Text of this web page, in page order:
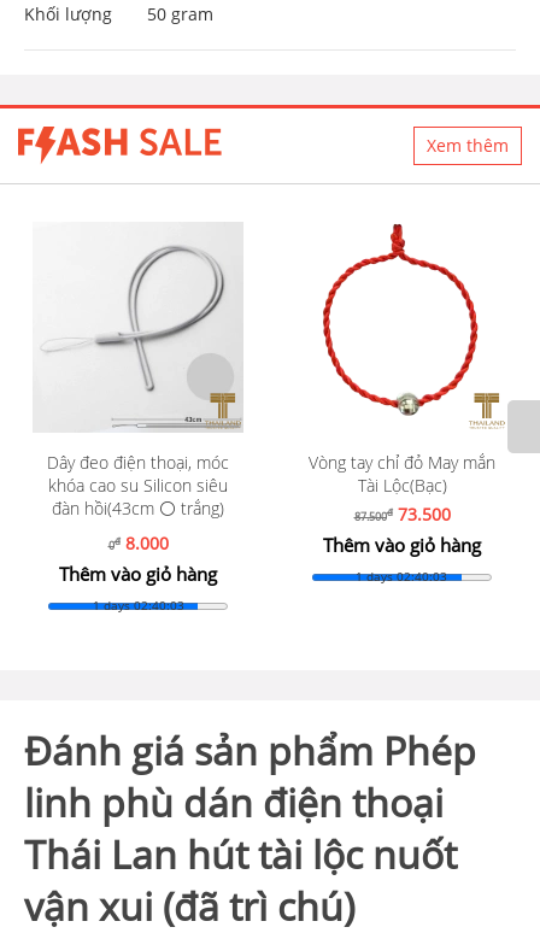
Khối lượng 50 gram
Xem thêm
Dây đeo điện thoại, móc
khóa cao su Silicon siêu
đàn hồi(43cm ⚪️ trắng)
0đ8.000
Thêm vào giỏ hàng
1 days 02:40:01
Vòng tay chỉ đỏ May mắn
Tài Lộc(Bạc)
87.500đ73.500
Thêm vào giỏ hàng
1 days 02:40:01
Đánh giá sản phẩm Phép
linh phù dán điện thoại
Thái Lan hút tài lộc nuốt
vận xui (đã trì chú)